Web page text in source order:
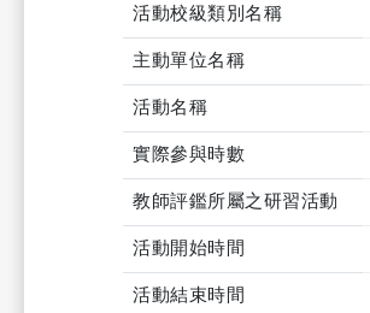
活動校級類別名稱
主動單位名稱
活動名稱
實際參與時數
教師評鑑所屬之研習活動
活動開始時間
活動結束時間